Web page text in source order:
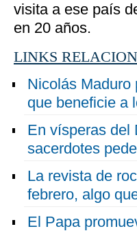
visita a ese país
en 20 años.
LINKS
Nicolás Maduro
que beneficie a
En vísperas del
sacerdotes
La revista de
febrero, algo
El Papa